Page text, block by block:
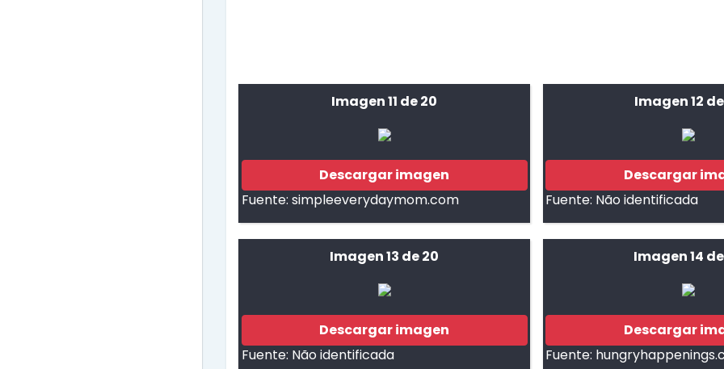
Imagen 11 de 20
Descargar imagen
Fuente: simpleeverydaymom.com
Imagen 12
Descargar
Fuente: Não identificada
Imagen 13 de 20
Descargar imagen
Fuente: Não identificada
Imagen 14
Descargar
Fuente: